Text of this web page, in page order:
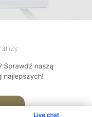
Live chat
Sprawdź naszą
najlepszych!